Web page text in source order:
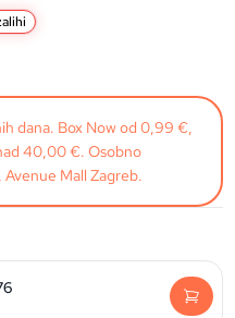
dana. Box Now od 0,99 €,
40,00 €. Osobno
Mall Zagreb.